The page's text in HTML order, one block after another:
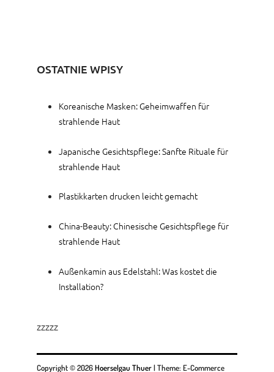
OSTATNIE WPISY
Koreanische Masken: Geheimwaffen für
strahlende Haut
Japanische Gesichtspflege: Sanfte Rituale für
strahlende Haut
Plastikkarten drucken leicht gemacht
China-Beauty: Chinesische Gesichtspflege für
strahlende Haut
Außenkamin aus Edelstahl: Was kostet die
Installation?
zzzzz
Copyright © 2026Hoerselgau Thuer|Theme: E-Commerce